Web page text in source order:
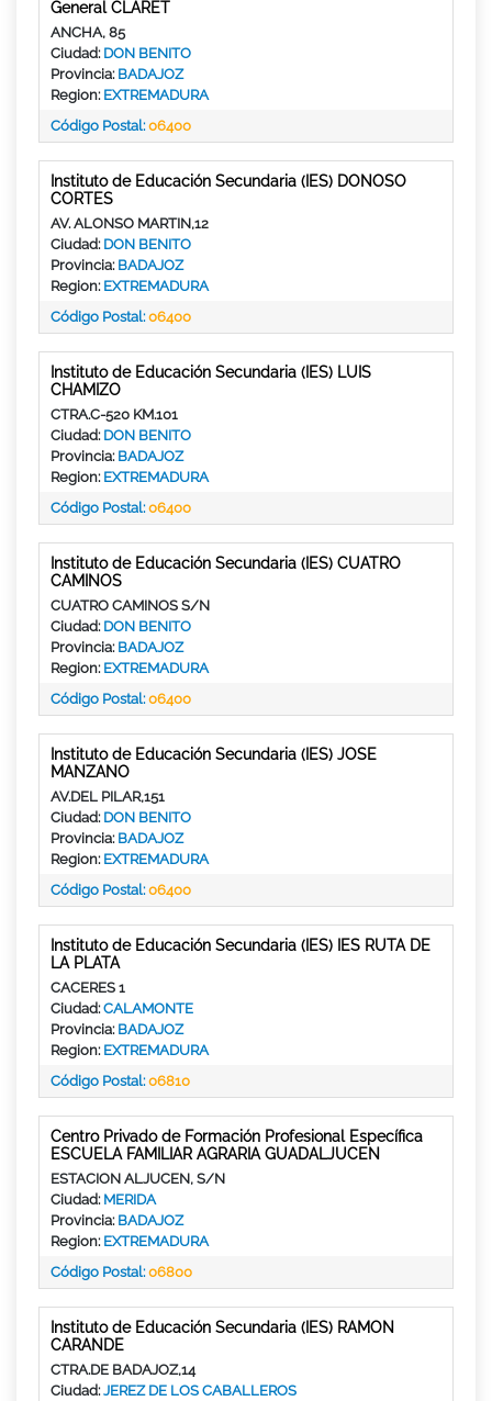
General CLARET
ANCHA, 85
Ciudad: DON BENITO
Provincia: BADAJOZ
Region: EXTREMADURA
Código Postal:06400
Instituto de Educación Secundaria (IES) DONOSO
CORTES
AV. ALONSO MARTIN,12
Ciudad: DON BENITO
Provincia: BADAJOZ
Region: EXTREMADURA
Código Postal:06400
Instituto de Educación Secundaria (IES) LUIS
CHAMIZO
CTRA.C-520 KM.101
Ciudad: DON BENITO
Provincia: BADAJOZ
Region: EXTREMADURA
Código Postal:06400
Instituto de Educación Secundaria (IES) CUATRO
CAMINOS
CUATRO CAMINOS S/N
Ciudad: DON BENITO
Provincia: BADAJOZ
Region: EXTREMADURA
Código Postal:06400
Instituto de Educación Secundaria (IES) JOSE
MANZANO
AV.DEL PILAR,151
Ciudad: DON BENITO
Provincia: BADAJOZ
Region: EXTREMADURA
Código Postal:06400
Instituto de Educación Secundaria (IES) IES RUTA DE
LA PLATA
CACERES 1
Ciudad:CALAMONTE
Provincia: BADAJOZ
Region: EXTREMADURA
Código Postal:06810
Centro Privado de Formación Profesional Específica
ESCUELA FAMILIAR AGRARIA GUADALJUCEN
ESTACION ALJUCEN, S/N
Ciudad: MERIDA
Provincia: BADAJOZ
Region: EXTREMADURA
Código Postal:06800
Instituto de Educación Secundaria (IES) RAMON
CARANDE
CTRA.DE BADAJOZ,14
Ciudad:JEREZ DE LOS CABALLEROS